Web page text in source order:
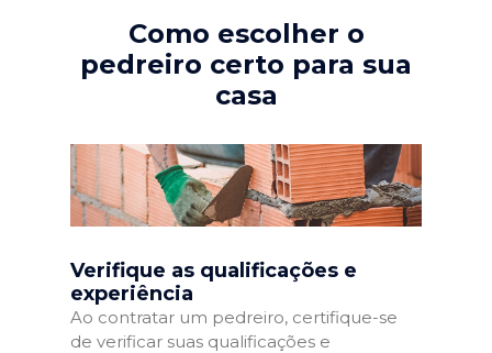
Como escolher o
pedreiro certo para sua
casa
Verifique as qualificações e
experiência
Ao contratar um pedreiro, certifique-se
de verificar suas qualificações e